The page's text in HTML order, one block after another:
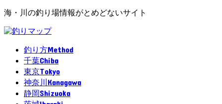
海・川の釣り場情報がとめどないサイト
釣り方Method
千葉Chiba
東京Tokyo
神奈川 Kanagawa
静岡Shizuoka